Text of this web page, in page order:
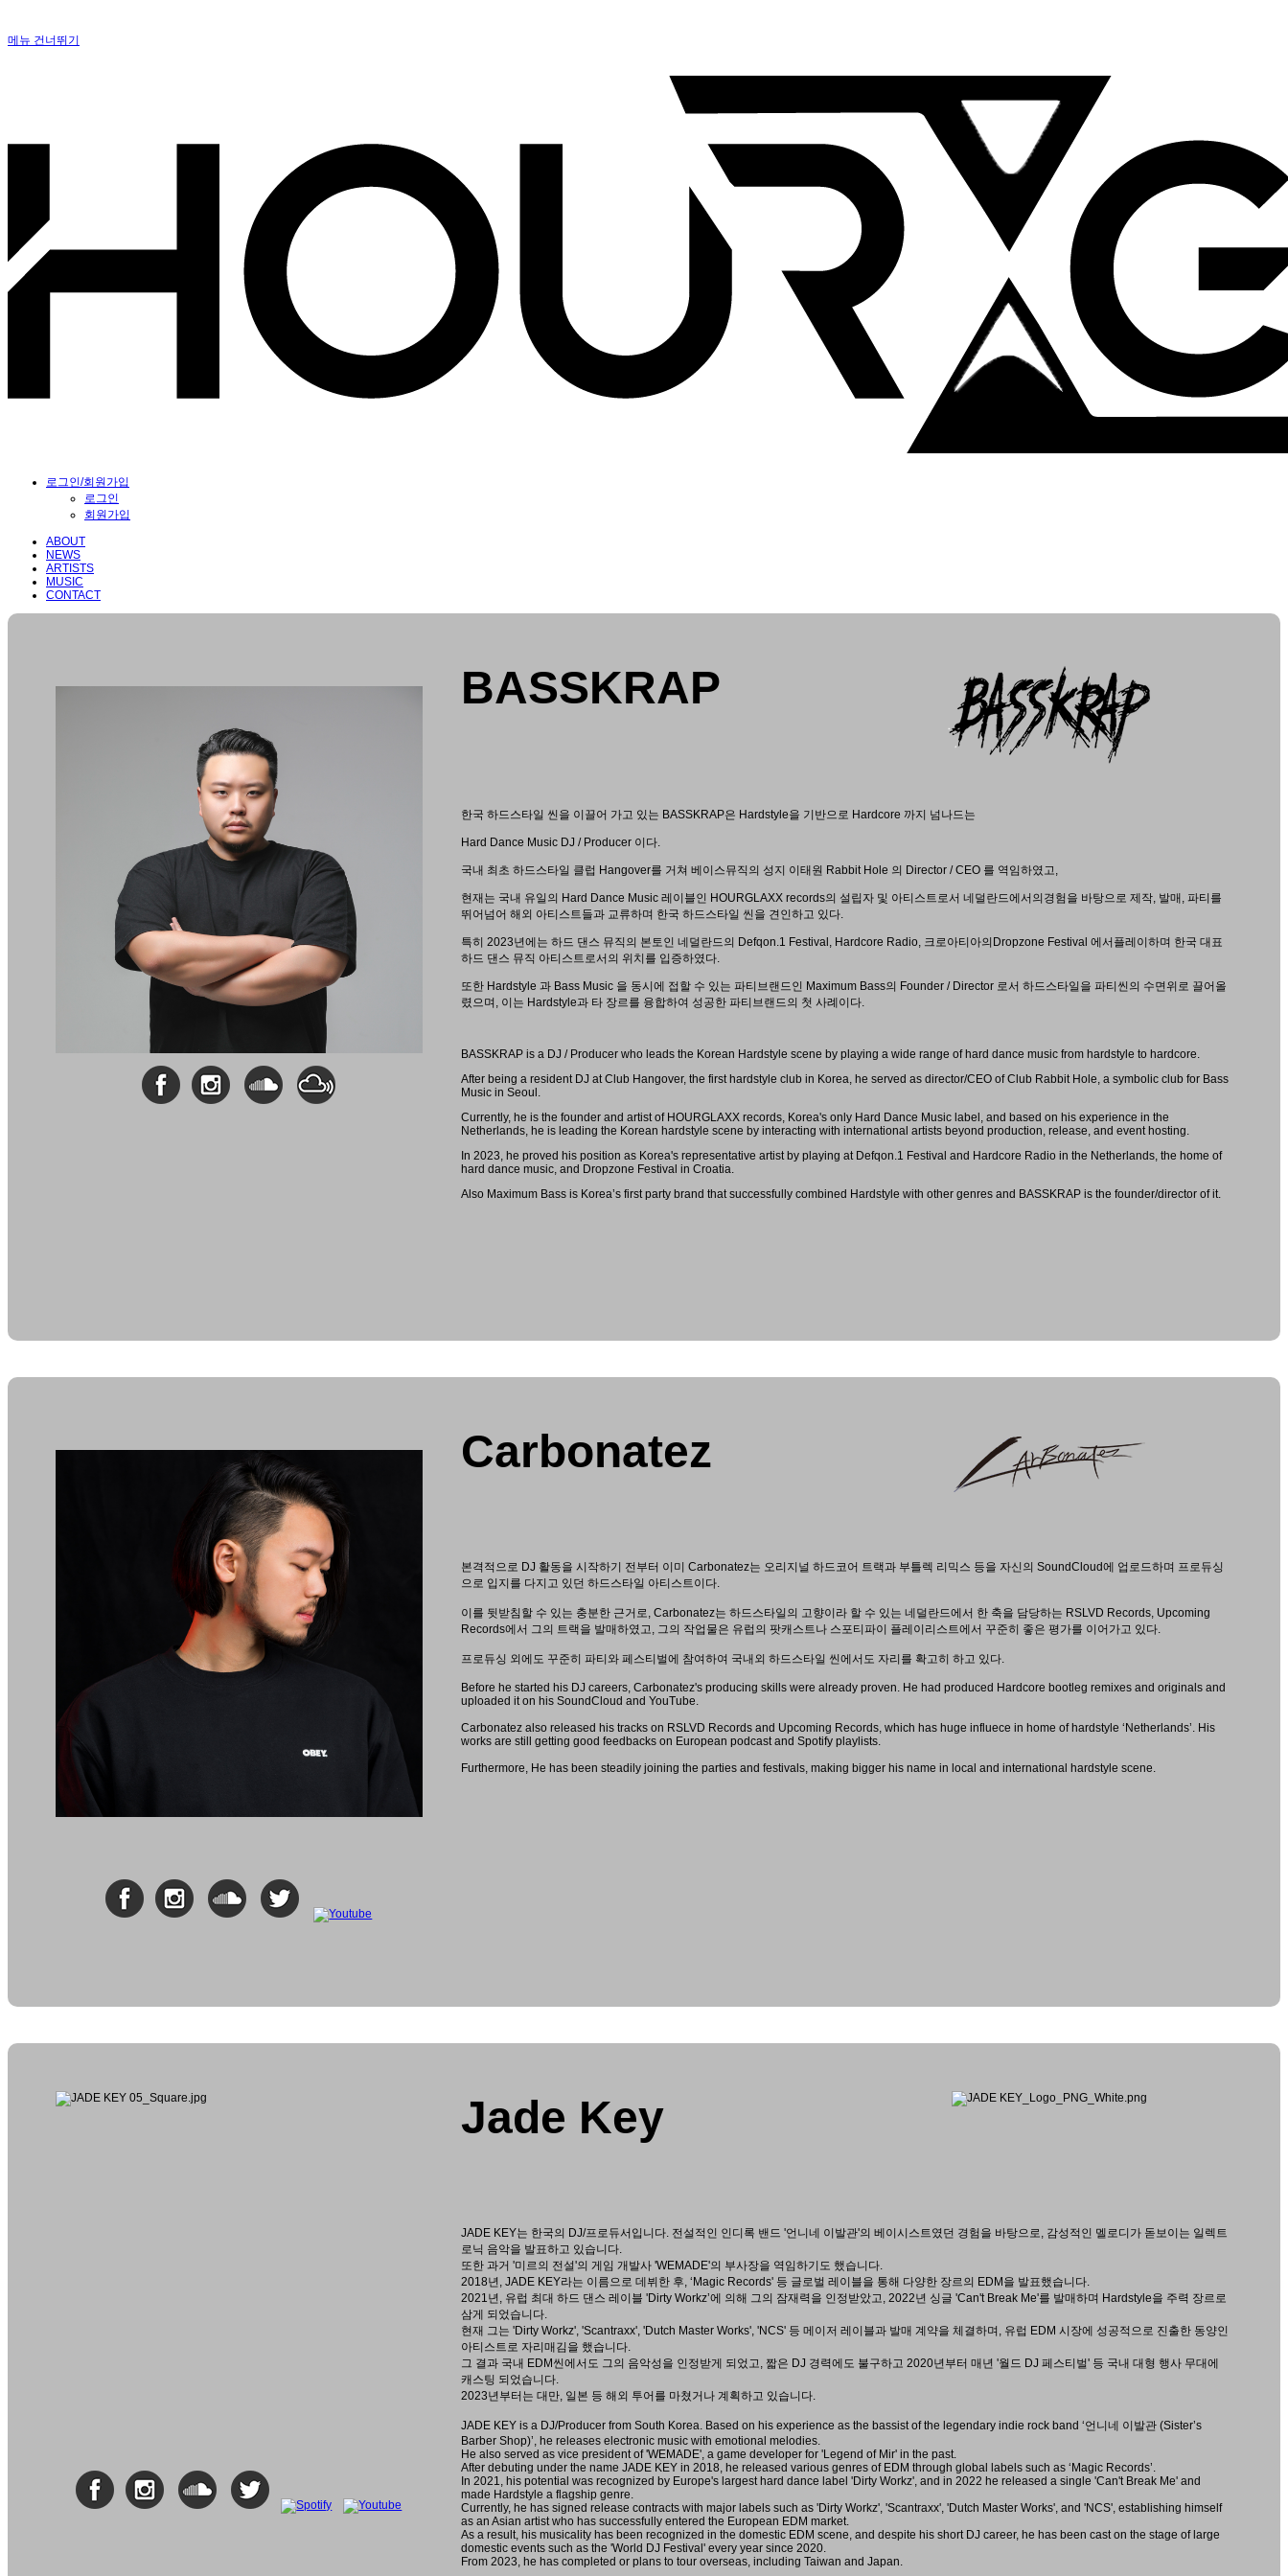
메뉴 건너뛰기
로그인/회원가입
로그인
회원가입
ABOUT
NEWS
ARTISTS
MUSIC
CONTACT
BASSKRAP
한국 하드스타일 씬을 이끌어 가고 있는 BASSKRAP은 Hardstyle을 기반으로 Hardcore 까지 넘나드는
Hard Dance Music DJ / Producer 이다.
국내 최초 하드스타일 클럽 Hangover를 거쳐 베이스뮤직의 성지 이태원 Rabbit Hole 의 Director / CEO 를 역임하였고,
현재는 국내 유일의 Hard Dance Music 레이블인 HOURGLAXX records의 설립자 및 아티스트로서 네덜란드에서의경험을 바탕으로 제작, 발매, 파티를
뛰어넘어 해외 아티스트들과 교류하며 한국 하드스타일 씬을 견인하고 있다.
특히 2023년에는 하드 댄스 뮤직의 본토인 네덜란드의 Defqon.1 Festival, Hardcore Radio, 크로아티아의Dropzone Festival 에서플레이하며 한국 대표
하드 댄스 뮤직 아티스트로서의 위치를 입증하였다.
또한 Hardstyle 과 Bass Music 을 동시에 접할 수 있는 파티브랜드인 Maximum Bass의 Founder / Director 로서 하드스타일을 파티씬의 수면위로 끌어올
렸으며, 이는 Hardstyle과 타 장르를 융합하여 성공한 파티브랜드의 첫 사례이다.
BASSKRAP is a DJ / Producer who leads the Korean Hardstyle scene by playing a wide range of hard dance music from hardstyle to hardcore.
After being a resident DJ at Club Hangover, the first hardstyle club in Korea, he served as director/CEO of Club Rabbit Hole, a symbolic club for Bass
Music in Seoul.
Currently, he is the founder and artist of HOURGLAXX records, Korea's only Hard Dance Music label, and based on his experience in the
Netherlands, he is leading the Korean hardstyle scene by interacting with international artists beyond production, release, and event hosting.
In 2023, he proved his position as Korea's representative artist by playing at Defqon.1 Festival and Hardcore Radio in the Netherlands, the home of
hard dance music, and Dropzone Festival in Croatia.
Also Maximum Bass is Korea’s first party brand that successfully combined Hardstyle with other genres and BASSKRAP is the founder/director of it.
Carbonatez
본격적으로 DJ 활동을 시작하기 전부터 이미 Carbonatez는 오리지널 하드코어 트랙과 부틀렉 리믹스 등을 자신의 SoundCloud에 업로드하며 프로듀싱
으로 입지를 다지고 있던 하드스타일 아티스트이다.
이를 뒷받침할 수 있는 충분한 근거로, Carbonatez는 하드스타일의 고향이라 할 수 있는 네덜란드에서 한 축을 담당하는 RSLVD Records, Upcoming
Records에서 그의 트랙을 발매하였고, 그의 작업물은 유럽의 팟캐스트나 스포티파이 플레이리스트에서 꾸준히 좋은 평가를 이어가고 있다.
프로듀싱 외에도 꾸준히 파티와 페스티벌에 참여하여 국내외 하드스타일 씬에서도 자리를 확고히 하고 있다.
Before he started his DJ careers, Carbonatez's producing skills were already proven. He had produced Hardcore bootleg remixes and originals and
uploaded it on his SoundCloud and YouTube.
Carbonatez also released his tracks on RSLVD Records and Upcoming Records, which has huge influece in home of hardstyle ‘Netherlands’. His
works are still getting good feedbacks on European podcast and Spotify playlists.
Furthermore, He has been steadily joining the parties and festivals, making bigger his name in local and international hardstyle scene.
Jade Key
JADE KEY는 한국의 DJ/프로듀서입니다. 전설적인 인디록 밴드 '언니네 이발관'의 베이시스트였던 경험을 바탕으로, 감성적인 멜로디가 돋보이는 일렉트
로닉 음악을 발표하고 있습니다.
또한 과거 '미르의 전설'의 게임 개발사 'WEMADE'의 부사장을 역임하기도 했습니다.
2018년, JADE KEY라는 이름으로 데뷔한 후, ‘Magic Records' 등 글로벌 레이블을 통해 다양한 장르의 EDM을 발표했습니다.
2021년, 유럽 최대 하드 댄스 레이블 'Dirty Workz’에 의해 그의 잠재력을 인정받았고, 2022년 싱글 'Can't Break Me'를 발매하며 Hardstyle을 주력 장르로
삼게 되었습니다.
현재 그는 'Dirty Workz', 'Scantraxx', 'Dutch Master Works', 'NCS' 등 메이저 레이블과 발매 계약을 체결하며, 유럽 EDM 시장에 성공적으로 진출한 동양인
아티스트로 자리매김을 했습니다.
그 결과 국내 EDM씬에서도 그의 음악성을 인정받게 되었고, 짧은 DJ 경력에도 불구하고 2020년부터 매년 '월드 DJ 페스티벌' 등 국내 대형 행사 무대에
캐스팅 되었습니다.
2023년부터는 대만, 일본 등 해외 투어를 마쳤거나 계획하고 있습니다.
JADE KEY is a DJ/Producer from South Korea. Based on his experience as the bassist of the legendary indie rock band ‘언니네 이발관 (Sister’s
Barber Shop)’, he releases electronic music with emotional melodies.
He also served as vice president of 'WEMADE', a game developer for 'Legend of Mir' in the past.
After debuting under the name JADE KEY in 2018, he released various genres of EDM through global labels such as ‘Magic Records’.
In 2021, his potential was recognized by Europe's largest hard dance label 'Dirty Workz', and in 2022 he released a single 'Can't Break Me' and
made Hardstyle a flagship genre.
Currently, he has signed release contracts with major labels such as 'Dirty Workz', 'Scantraxx', 'Dutch Master Works', and 'NCS', establishing himself
as an Asian artist who has successfully entered the European EDM market.
As a result, his musicality has been recognized in the domestic EDM scene, and despite his short DJ career, he has been cast on the stage of large
domestic events such as the 'World DJ Festival' every year since 2020.
From 2023, he has completed or plans to tour overseas, including Taiwan and Japan.